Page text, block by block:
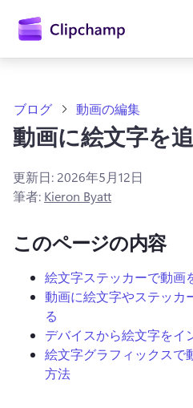
テ
ブログ 動画の編集
動画に絵文字を
更新日: 2026年5月12日
筆者: Kieron Byatt
このページの内容
絵文字ステッカーで動画
動画に絵文字やステッカ
る
デバイスから絵文字をイ
絵文字グラフィックスで
方法